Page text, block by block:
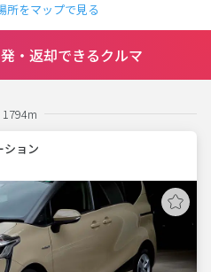
所をマップで見る
・返却できるクルマ
1794m
ション